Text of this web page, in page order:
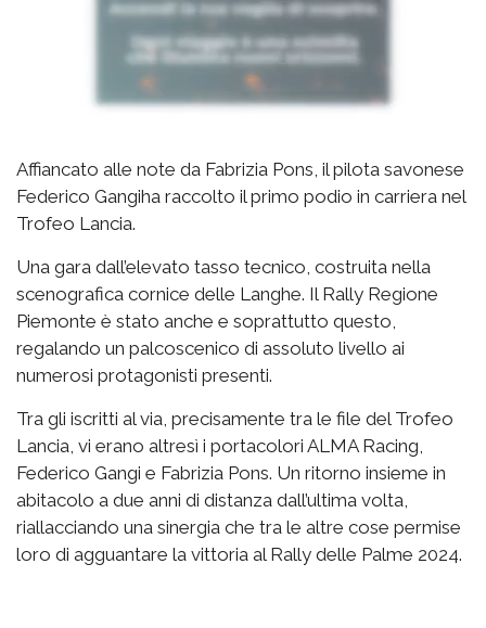
Affiancato alle note da Fabrizia Pons, il pilota savonese
Federico Gangiha raccolto il primo podio in carriera nel
Trofeo Lancia.
Una gara dall’elevato tasso tecnico, costruita nella
scenografica cornice delle Langhe. Il Rally Regione
Piemonte è stato anche e soprattutto questo,
regalando un palcoscenico di assoluto livello ai
numerosi protagonisti presenti.
Tra gli iscritti al via, precisamente tra le file del Trofeo
Lancia, vi erano altresì i portacolori ALMA Racing,
Federico Gangi e Fabrizia Pons. Un ritorno insieme in
abitacolo a due anni di distanza dall’ultima volta,
riallacciando una sinergia che tra le altre cose permise
loro di agguantare la vittoria al Rally delle Palme 2024.